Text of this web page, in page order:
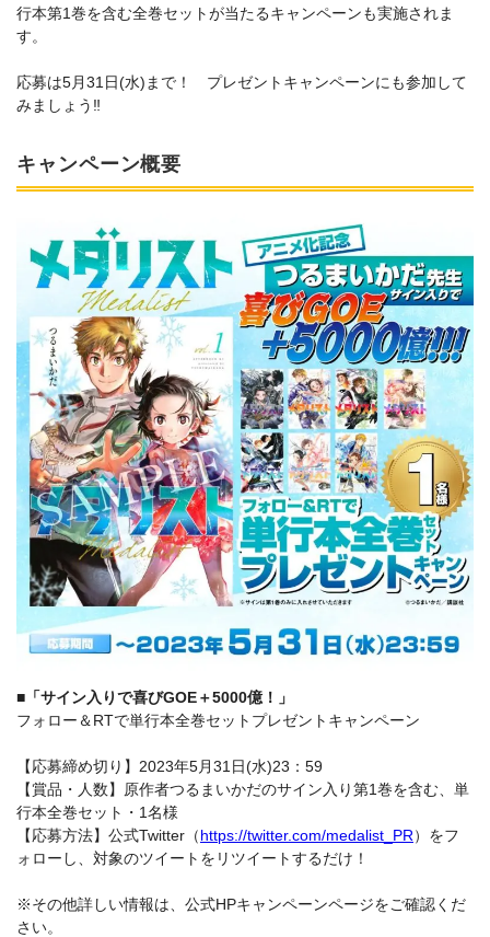
行本第1巻を含む全巻セットが当たるキャンペーンも実施されま
す。
応募は5月31日(水)まで！ プレゼントキャンペーンにも参加して
みましょう‼
キャンペーン概要
■「サイン入りで喜びGOE＋5000億！」
フォロー＆RTで単行本全巻セットプレゼントキャンペーン
【応募締め切り】2023年5月31日(水)23：59
【賞品・人数】原作者つるまいかだのサイン入り第1巻を含む、単
行本全巻セット・1名様
【応募方法】公式Twitter（https://twitter.com/medalist_PR）をフ
ォローし、対象のツイートをリツイートするだけ！
※その他詳しい情報は、公式HPキャンペーンページをご確認くだ
さい。